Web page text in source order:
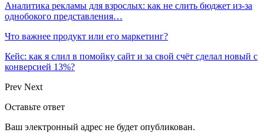
Аналитика рекламы для взрослых: как не слить бюджет из-за
однобокого представления…
Что важнее продукт или его маркетинг?
Кейс: как я слил в помойку сайт и за свой счёт сделал новый с
конверсией 13%?
Prev Next
Оставьте ответ
Ваш электронный адрес не будет опубликован.